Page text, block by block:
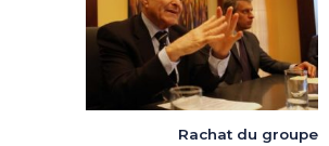
Rachat du groupe